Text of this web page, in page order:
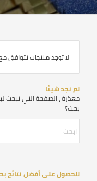
لا توجد منتجات تتوافق
لم نجد شيئا
معذرة ، الصفحة التي تبحث
بحث؟
للحصول على أفضل نتائج